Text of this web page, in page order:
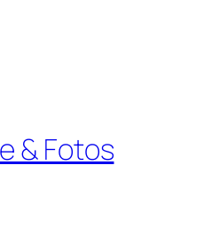
& Fotos